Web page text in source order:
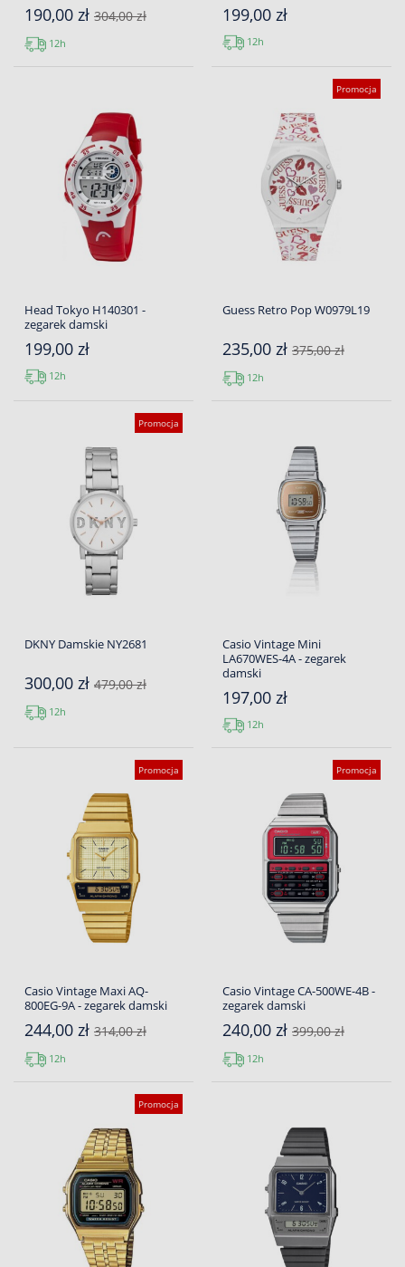
190,00 zł 304,00 zł
12h
199,00 zł
12h
Head Tokyo H140301 -
zegarek damski
199,00 zł
12h
Promocja
Guess Retro Pop W0979L19
235,00 zł 375,00 zł
12h
Promocja
DKNY Damskie NY2681
300,00 zł 479,00 zł
12h
Casio Vintage Mini
LA670WES-4A - zegarek
damski
197,00 zł
12h
Promocja
Casio Vintage Maxi AQ-
800EG-9A - zegarek damski
244,00 zł 314,00 zł
12h
Promocja
Casio Vintage CA-500WE-4B -
zegarek damski
240,00 zł 399,00 zł
12h
Promocja